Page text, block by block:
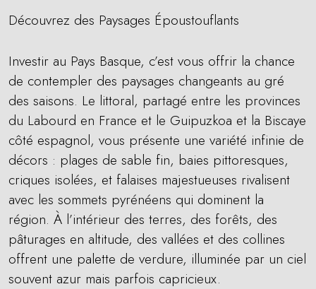
Découvrez des Paysages Époustouflants
Investir au Pays Basque, c’est vous offrir la chance
de contempler des paysages changeants au gré
des saisons. Le littoral, partagé entre les provinces
du Labourd en France et le Guipuzkoa et la Biscaye
côté espagnol, vous présente une variété infinie de
décors : plages de sable fin, baies pittoresques,
criques isolées, et falaises majestueuses rivalisent
avec les sommets pyrénéens qui dominent la
région. À l’intérieur des terres, des forêts, des
pâturages en altitude, des vallées et des collines
offrent une palette de verdure, illuminée par un ciel
souvent azur mais parfois capricieux.